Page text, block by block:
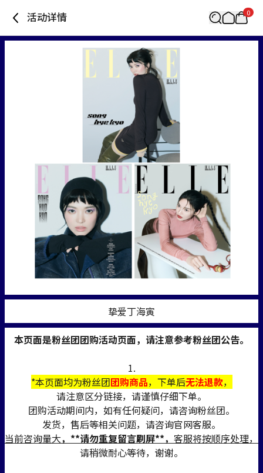
活动详情 0
挚爱丁海寅
本页面是粉丝团团购活动页面，请注意参考粉丝团公告。
1.
*本页面均为粉丝团团购商品，下单后无法退款，
请注意区分链接，请谨慎仔细下单。
团购活动期间内，如有任何疑问，请咨询粉丝团。
发货，售后等相关问题，请咨询官网客服。
当前咨询量大，**请勿重复留言刷屏**， 客服将按顺序处理，
请稍微耐心等待，谢谢。